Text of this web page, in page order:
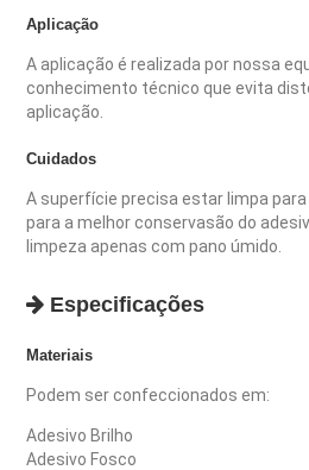
Aplicação
A aplicação é realizada por nossa
conhecimento técnico que evita
aplicação.
Cuidados
A superfície precisa estar limpa para
para a melhor conservasão do
limpeza apenas com pano úmido.
Especificações
Materiais
Podem ser confeccionados em:
Adesivo Brilho
Adesivo Fosco